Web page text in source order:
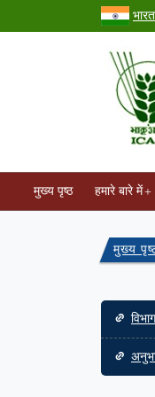
मुख्य पृष्ठ हमारे बारे में
मुख्य